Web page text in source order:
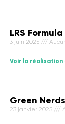
LRS
3 juin 2025
Voir la réalisation
Green
23 janvier 2025